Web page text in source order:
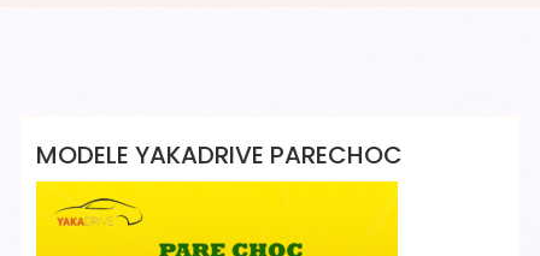
MODELE YAKADRIVE PARECHOC